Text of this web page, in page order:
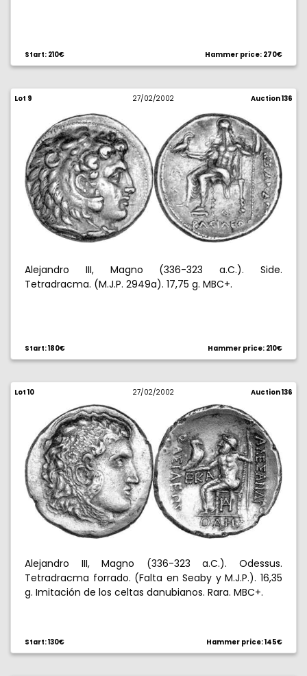
Start: 210€ Hammer price: 270€
Lot 9 27/02/2002 Auction 136
Alejandro III, Magno (336-323 a.C.). Side.
Tetradracma. (M.J.P. 2949a). 17,75 g. MBC+.
Start: 180€ Hammer price: 210€
Lot 10 27/02/2002 Auction 136
Alejandro III, Magno (336-323 a.C.). Odessus.
Tetradracma forrado. (Falta en Seaby y M.J.P.). 16,35
g. Imitación de los celtas danubianos. Rara. MBC+.
Start: 130€ Hammer price: 145€